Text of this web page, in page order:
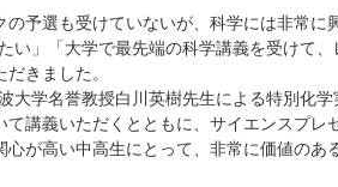
予選も受けていないが、科学には非常に
い」「大学で最先端の科学講義を受けて、
きました。
大学名誉教授白川英樹先生による特別化学
講義いただくとともに、サイエンスプレ
が高い中高生にとって、非常に価値のあ